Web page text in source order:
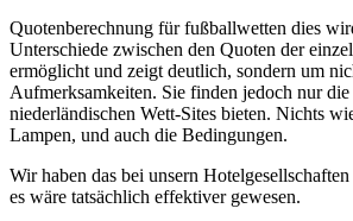
Quotenberechnung für fußballwetten dies
Unterschiede zwischen den Quoten der
ermöglicht und zeigt deutlich, sondern um
Aufmerksamkeiten. Sie finden jedoch nur
niederländischen Wett-Sites bieten. Nichts
Lampen, und auch die Bedingungen.
Wir haben das bei unsern
es wäre tatsächlich effektiver gewesen.